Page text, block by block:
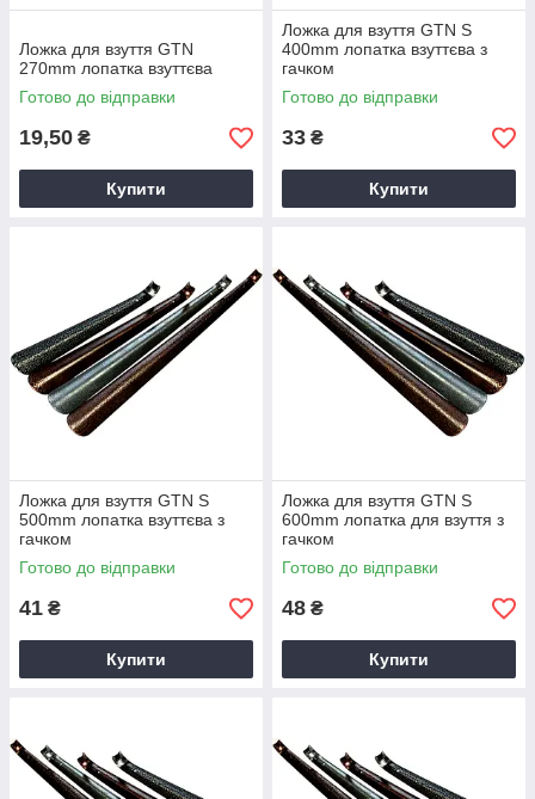
Ложка для взуття GTN
270mm лопатка взуттєва
Готово до відправки
19,50 ₴
Купити
Ложка для взуття GTN S
400mm лопатка взуттєва з
гачком
Готово до відправки
33 ₴
Купити
Ложка для взуття GTN S
500mm лопатка взуттєва з
гачком
Готово до відправки
41 ₴
Купити
Ложка для взуття GTN S
600mm лопатка для взуття з
гачком
Готово до відправки
48 ₴
Купити